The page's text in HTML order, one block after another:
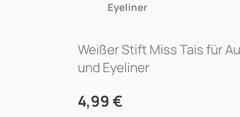
Eyeliner
Weißer Stift Miss Tais für
und Eyeliner
4,99 €